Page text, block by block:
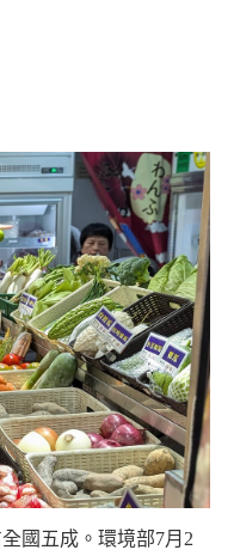
國五成。環境部7月2